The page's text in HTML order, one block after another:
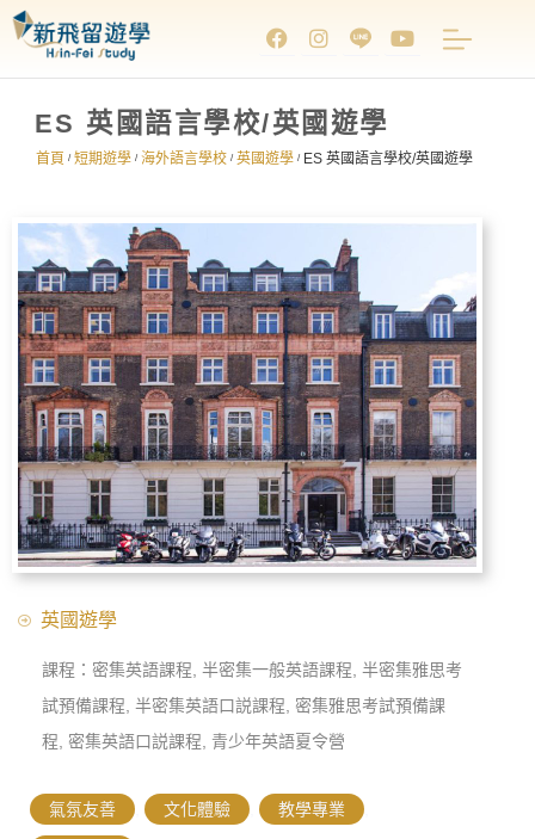
ES 英國語言學校/英國遊學
首頁 / 短期遊學 / 海外語言學校 / 英國遊學 / ES 英國語言學校/英國遊學
英國遊學
課程：密集英語課程, 半密集一般英語課程, 半密集雅思考
試預備課程, 半密集英語口説課程, 密集雅思考試預備課
程, 密集英語口説課程, 青少年英語夏令營
氣氛友善 文化體驗 教學專業